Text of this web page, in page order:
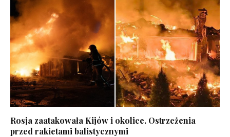
Rosja zaatakowała Kijów i okolice. Ostrzeżenia
przed rakietami balistycznymi